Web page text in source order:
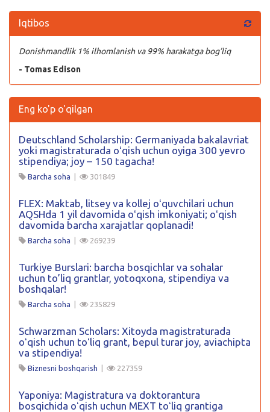
Iqtibos
Donishmandlik 1% ilhomlanish va 99% harakatga bog’liq
- Tomas Edison
Eng ko'p o'qilgan
Deutschland Scholarship: Germaniyada bakalavriat
yoki magistraturada oʻqish uchun oyiga 300 yevro
stipendiya; joy – 150 tagacha!
Barcha soha | 301849
FLEX: Maktab, litsey va kollej oʻquvchilari uchun
AQSHda 1 yil davomida oʻqish imkoniyati; oʻqish
davomida barcha xarajatlar qoplanadi!
Barcha soha | 269239
Turkiye Burslari: barcha bosqichlar va sohalar
uchun to’liq grantlar, yotoqxona, stipendiya va
boshqalar!
Barcha soha | 235829
Schwarzman Scholars: Xitoyda magistraturada
oʻqish uchun toʻliq grant, bepul turar joy, aviachipta
va stipendiya!
Biznesni boshqarish | 227359
Yaponiya: Magistratura va doktorantura
bosqichida oʻqish uchun MEXT toʻliq grantiga